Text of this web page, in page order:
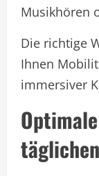
Musikhören
Die richtige
Ihnen
immersiver